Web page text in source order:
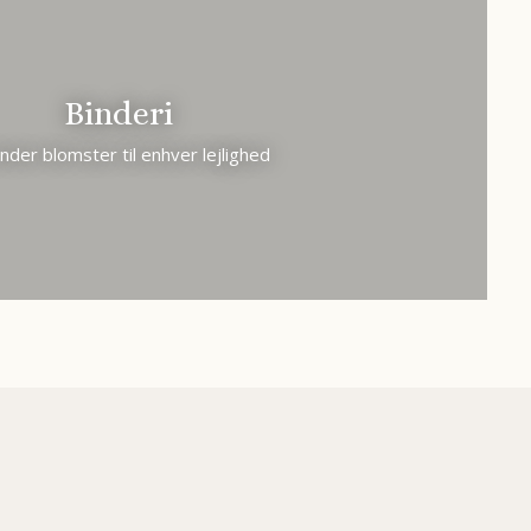
Binder​i
blomster til enhver lejlighed